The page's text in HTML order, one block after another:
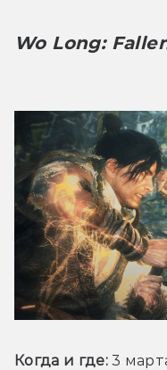
Wo Long:
Когда и где: 3